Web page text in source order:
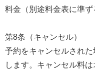
料金（別途料金表に準ず
第8条（キャンセル）
予約をキャンセルされ
します。キャンセル料